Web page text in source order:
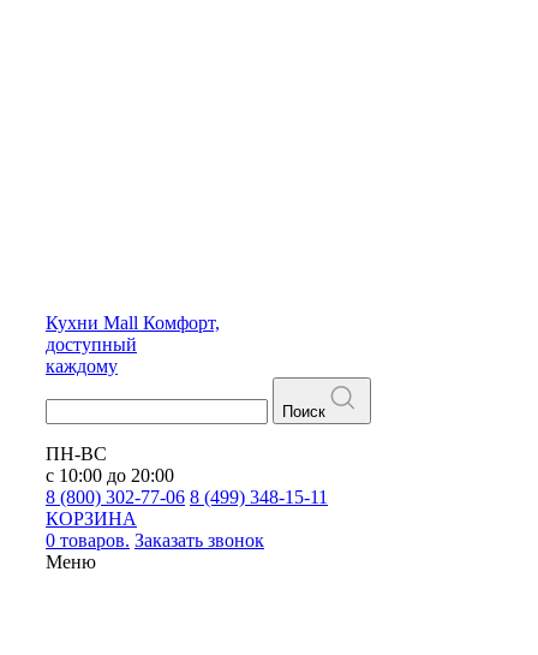
Кухни Mall Комфорт,
доступный
каждому
Поиск
ПН-ВС
с 10:00 до 20:00
8 (800) 302-77-06 8 (499) 348-15-11
КОРЗИНА
0 товаров. Заказать звонок
Меню